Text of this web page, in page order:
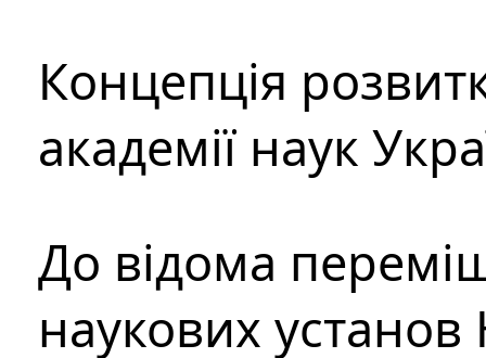
Концепція
академії наук
До відома
наукових установ